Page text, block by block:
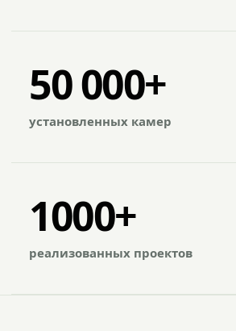
50 000+
установленных камер
1000+
реализованных проектов